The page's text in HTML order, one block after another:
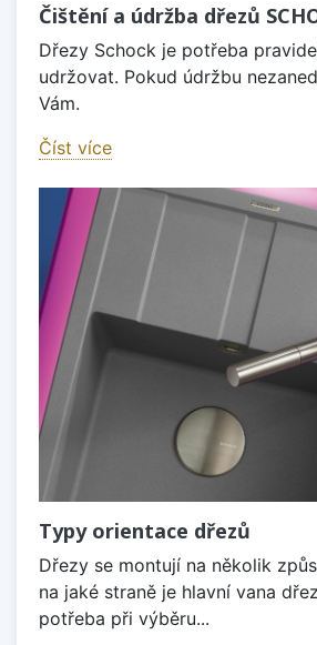
Čištění a údržba dřezů
Dřezy Schock je potřeba
udržovat. Pokud údržbu
Vám.
Číst více
Typy orientace dřezů
Dřezy se montují na několik
na jaké straně je hlavní vana
potřeba při výběru...